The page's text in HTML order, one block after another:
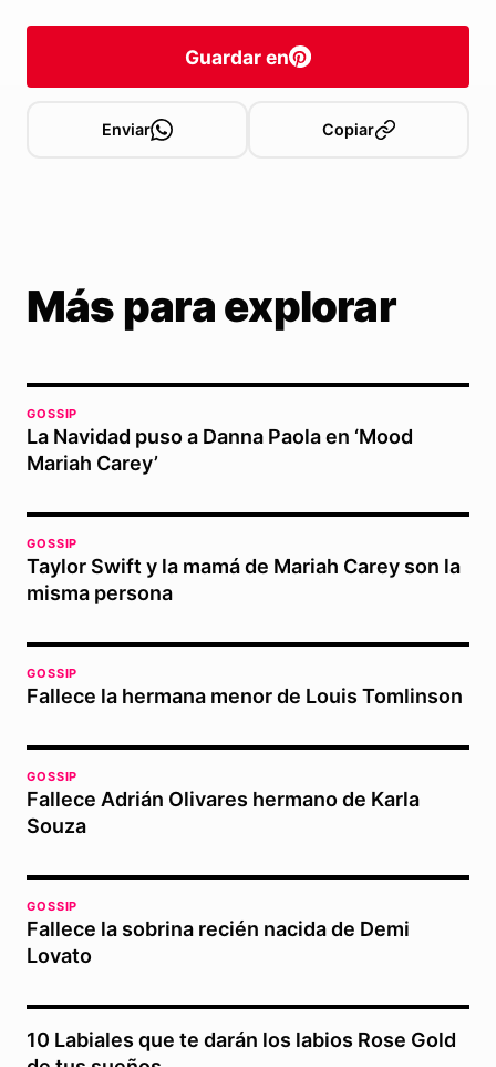
Guardar en
Enviar Copiar
Más para explorar
GOSSIP
La Navidad puso a Danna Paola en ‘Mood
Mariah Carey’
GOSSIP
Taylor Swift y la mamá de Mariah Carey son la
misma persona
GOSSIP
Fallece la hermana menor de Louis Tomlinson
GOSSIP
Fallece Adrián Olivares hermano de Karla
Souza
GOSSIP
Fallece la sobrina recién nacida de Demi
Lovato
10 Labiales que te darán los labios Rose Gold